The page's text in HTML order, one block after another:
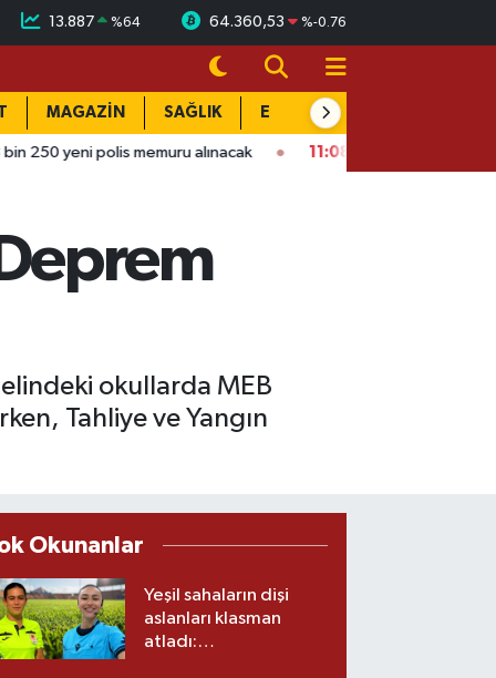
13.887 %64 64.360,53 %-0.76
MAGAZİN SAĞLIK EĞİTİM
memuru alınacak 11:08Adana’da trafikte yol verme
okullarda MEB
Tahliye ve Yangın
Okunanlar
Yeşil sahaların dişi
aslanları klasman
atladı: